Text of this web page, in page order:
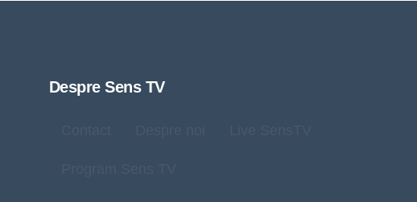
Despre Sens TV